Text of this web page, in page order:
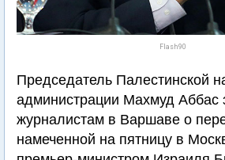
Flash90
Председатель Палестинской
администрации Махмуд Аббас
журналистам в Варшаве о
намеченной на пятницу в